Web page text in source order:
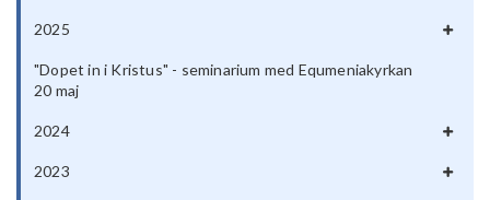
2025
"Dopet in i Kristus" - seminarium med Equmeniakyrkan
20 maj
2024
2023